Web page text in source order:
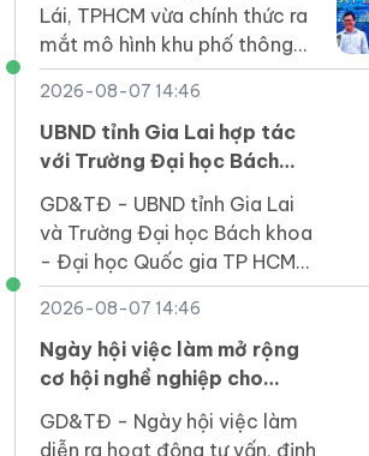
Lái, TPHCM vừa chính thức ra
mắt mô hình khu phố thông
minh tại 24 khu phố trên địa
bàn phường này.
2026-08-07 14:46
UBND tỉnh Gia Lai hợp tác
với Trường Đại học Bách
khoa TP HCM phát triển
nhân lực số
GD&TĐ - UBND tỉnh Gia Lai
và Trường Đại học Bách khoa
- Đại học Quốc gia TP HCM
hợp tác đào tạo nguồn nhân
lực số, phát triển STEM, AI,
công nghiệp bán dẫn.
2026-08-07 14:46
Ngày hội việc làm mở rộng
cơ hội nghề nghiệp cho
GD&TĐ - Ngày hội việc làm
diễn ra hoạt động tư vấn, định